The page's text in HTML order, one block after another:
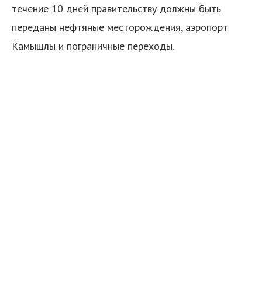
течение 10 дней правительству должны быть
переданы нефтяные месторождения, аэропорт
Камышлы и пограничные переходы.